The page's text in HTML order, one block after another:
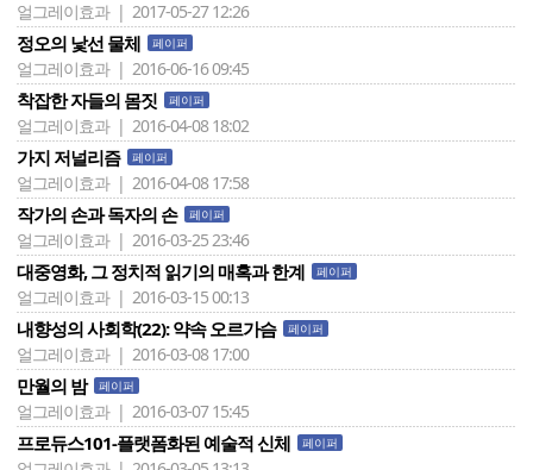
얼그레이효과 | 2017-05-27 12:26
정오의 낯선 물체 페이퍼
얼그레이효과 | 2016-06-16 09:45
착잡한 자들의 몸짓 페이퍼
얼그레이효과 | 2016-04-08 18:02
가지 저널리즘 페이퍼
얼그레이효과 | 2016-04-08 17:58
작가의 손과 독자의 손 페이퍼
얼그레이효과 | 2016-03-25 23:46
대중영화, 그 정치적 읽기의 매혹과 한계 페이퍼
얼그레이효과 | 2016-03-15 00:13
내향성의 사회학(22): 약속 오르가슴 페이퍼
얼그레이효과 | 2016-03-08 17:00
만월의 밤 페이퍼
얼그레이효과 | 2016-03-07 15:45
프로듀스101-플랫폼화된 예술적 신체 페이퍼